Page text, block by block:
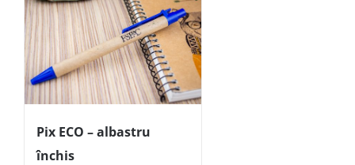
Pix ECO – albastru
închis